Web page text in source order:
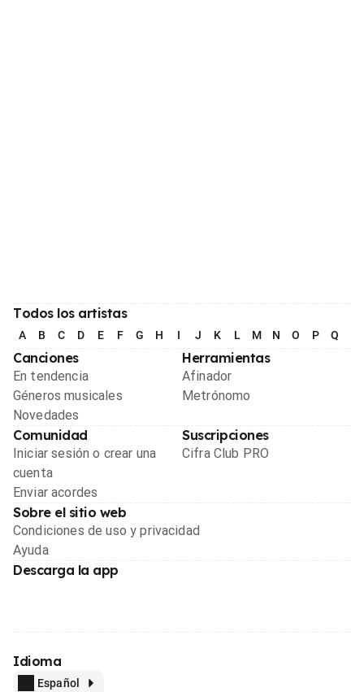
Todos los artistas
A B C D E F G H I J K L M N O P Q
Canciones
En tendencia
Géneros musicales
Novedades
Herramientas
Afinador
Metrónomo
Comunidad
Iniciar sesión o crear una
cuenta
Enviar acordes
Suscripciones
Cifra Club PRO
Sobre el sitio web
Condiciones de uso y privacidad
Ayuda
Descarga la app
Idioma
Español